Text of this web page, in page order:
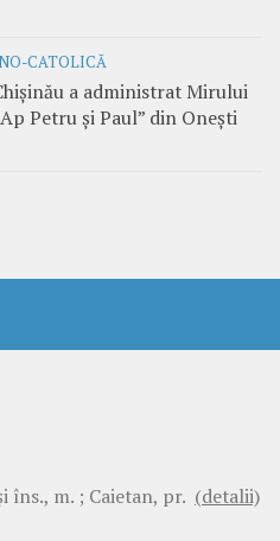
CATOLICĂ
a administrat Mirului
Petru și Paul” din Onești
îns., m. ; Caietan, pr. (detalii)